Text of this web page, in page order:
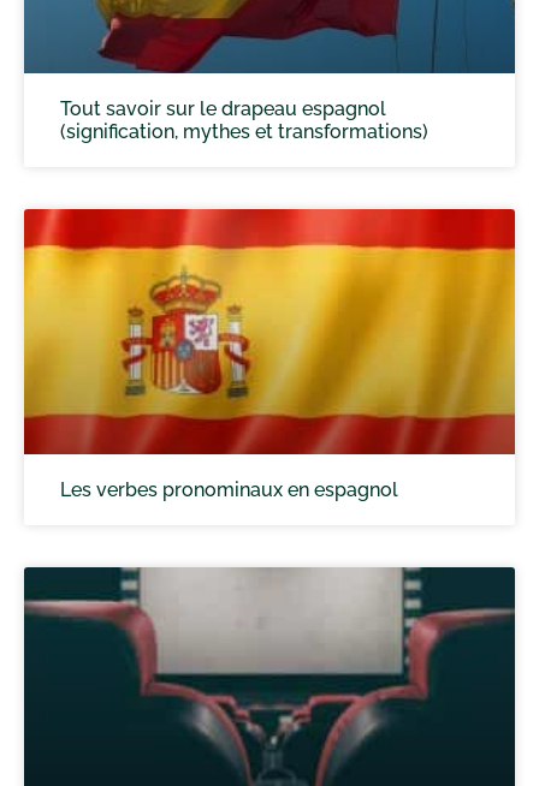
Tout savoir sur le drapeau espagnol
(signification, mythes et transformations)
Les verbes pronominaux en espagnol